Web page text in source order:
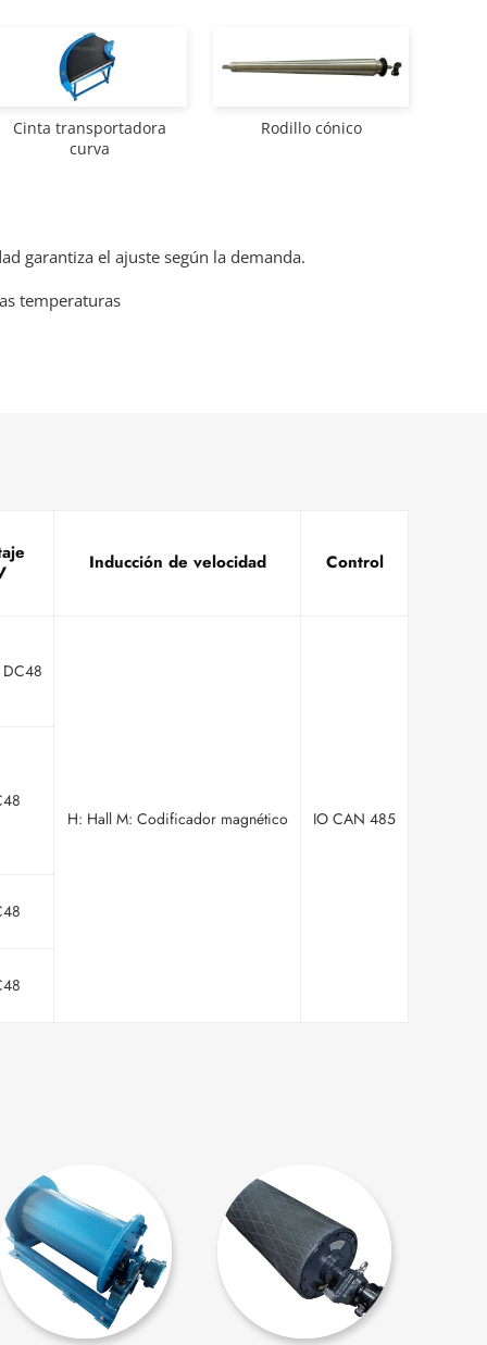
Cinta transportadora
curva
Rodillo cónico
garantiza el ajuste según la demanda.
temperaturas
Inducción de velocidad Control
H: Hall M: Codificador magnético IO CAN 485